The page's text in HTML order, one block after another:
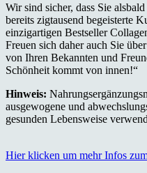
Wir sind sicher, dass Sie
bereits zigtausend begeisterte
einzigartigen Bestseller
Freuen sich daher auch Sie
von Ihren Bekannten und
Schönheit kommt von innen!“
Hinweis:
ausgewogene und
gesunden Lebensweise
Hier klicken um mehr Infos